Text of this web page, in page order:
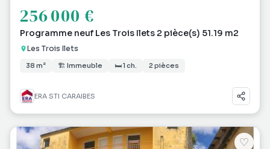
256 000 €
Programme neuf Les Trois Ilets 2 pièce(s) 51.19 m2
Les Trois Ilets
38 m² 🏗 Immeuble 🛏 1 ch. 2 pièces
ERA STI CARAIBES
♡